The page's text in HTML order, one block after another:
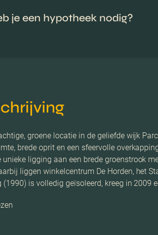
je een hypotheek nodig?
groene locatie in de geliefde wijk
brede oprit en een sfeervolle
unieke ligging aan een brede groenstrook
liggen winkelcentrum De Horden, het
(1990) is volledig geïsoleerd, kreeg in